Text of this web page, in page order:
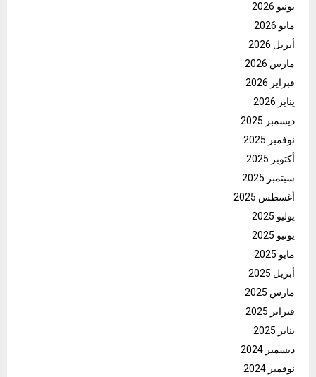
يونيو 2026
مايو 2026
أبريل 2026
مارس 2026
فبراير 2026
يناير 2026
ديسمبر 2025
نوفمبر 2025
أكتوبر 2025
سبتمبر 2025
أغسطس 2025
يوليو 2025
يونيو 2025
مايو 2025
أبريل 2025
مارس 2025
فبراير 2025
يناير 2025
ديسمبر 2024
نوفمبر 2024